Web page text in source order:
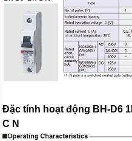
Đặc tính hoạt động BH-D6
C N